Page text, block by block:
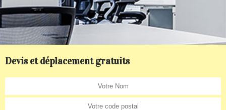
Devis et déplacement gratuits